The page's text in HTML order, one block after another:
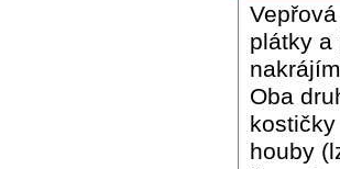
plátky a
Oba
houby